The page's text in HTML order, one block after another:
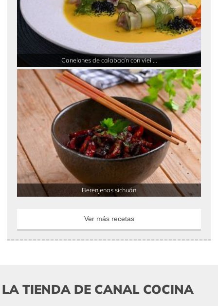
Canelones de calabacín con viei ...
Berenjenas sichuán
Ver más recetas
LA TIENDA DE CANAL COCINA